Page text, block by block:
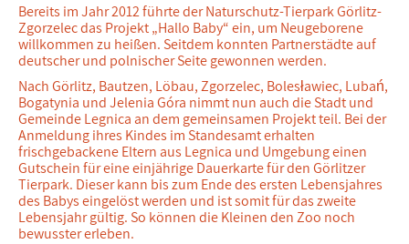
Bereits im Jahr 2012 führte der Naturschutz-Tierpark Görlitz-
Zgorzelec das Projekt „Hallo Baby“ ein, um Neugeborene
willkommen zu heißen. Seitdem konnten Partnerstädte auf
deutscher und polnischer Seite gewonnen werden.
Nach Görlitz, Bautzen, Löbau, Zgorzelec, Bolesławiec, Lubań,
Bogatynia und Jelenia Góra nimmt nun auch die Stadt und
Gemeinde Legnica an dem gemeinsamen Projekt teil. Bei der
Anmeldung ihres Kindes im Standesamt erhalten
frischgebackene Eltern aus Legnica und Umgebung einen
Gutschein für eine einjährige Dauerkarte für den Görlitzer
Tierpark. Dieser kann bis zum Ende des ersten Lebensjahres
des Babys eingelöst werden und ist somit für das zweite
Lebensjahr gültig. So können die Kleinen den Zoo noch
bewusster erleben.